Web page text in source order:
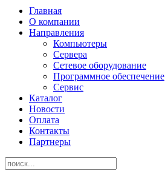
Главная
О компании
Направления
Компьютеры
Сервера
Сетевое оборудование
Программное обеспечение
Сервис
Каталог
Новости
Оплата
Контакты
Партнеры